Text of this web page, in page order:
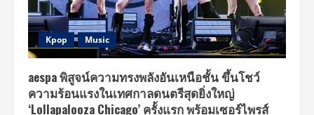
Kpop Music
aespa พิสูจน์ความทรงพลังอันเหนือชั้น ขึ้นโชว์
ความร้อนแรงในเทศกาลดนตรีสุดยิ่งใหญ่
‘Lollapalooza Chicago’ ครั้งแรก พร้อมเซอร์ไพรส์